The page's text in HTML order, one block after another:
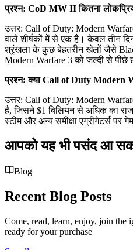
प्रश्न: CoD MW II कितना
उत्तर: Call of Duty: Modern
वाले शीर्षकों में से एक है। केवल तीन
श्रृंखला के कुछ बेहतरीन खेलों जैसे
Modern Warfare 3 को जल्दी से पीछे
प्रश्न: क्या Call of Duty
उत्तर: Call of Duty: Modern
है, जिसने $1 बिलियन से अधिक का
स्टीम और अन्य समीक्षा एग्रीगेटर्स पर
आपको यह भी पसंद आ
Blog
Recent Blog Posts
Come, read, learn, enjoy, join the
ready for your purchase